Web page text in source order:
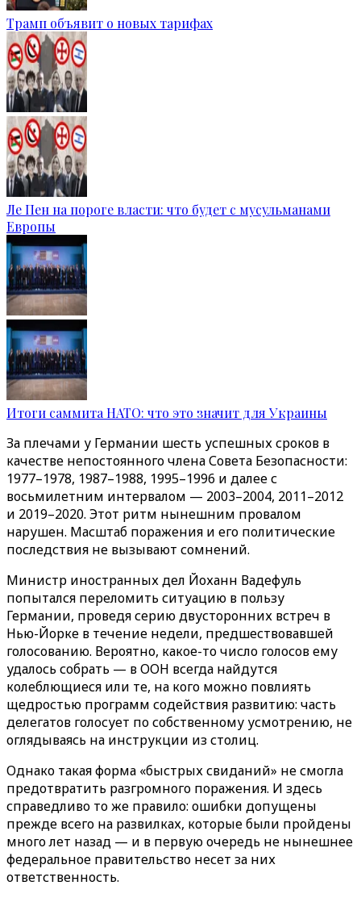
Трамп объявит о новых тарифах
Ле Пен на пороге власти: что будет с мусульманами
Европы
Итоги саммита НАТО: что это значит для Украины
За плечами у Германии шесть успешных сроков в
качестве непостоянного члена Совета Безопасности:
1977–1978, 1987–1988, 1995–1996 и далее с
восьмилетним интервалом — 2003–2004, 2011–2012
и 2019–2020. Этот ритм нынешним провалом
нарушен. Масштаб поражения и его политические
последствия не вызывают сомнений.
Министр иностранных дел Йоханн Вадефуль
попытался переломить ситуацию в пользу
Германии, проведя серию двусторонних встреч в
Нью-Йорке в течение недели, предшествовавшей
голосованию. Вероятно, какое-то число голосов ему
удалось собрать — в ООН всегда найдутся
колеблющиеся или те, на кого можно повлиять
щедростью программ содействия развитию: часть
делегатов голосует по собственному усмотрению, не
оглядываясь на инструкции из столиц.
Однако такая форма «быстрых свиданий» не смогла
предотвратить разгромного поражения. И здесь
справедливо то же правило: ошибки допущены
прежде всего на развилках, которые были пройдены
много лет назад — и в первую очередь не нынешнее
федеральное правительство несет за них
ответственность.